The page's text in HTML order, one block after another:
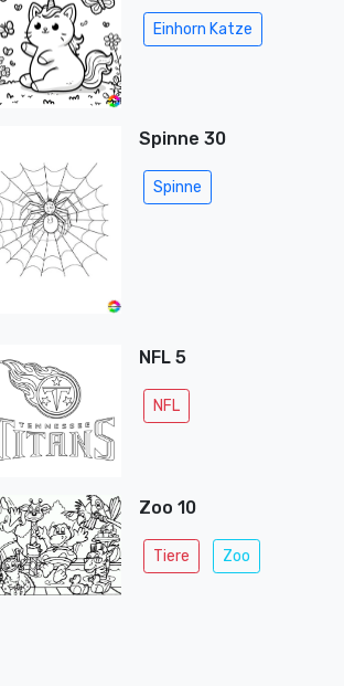
Einhorn Katze
Spinne 30
Spinne
NFL 5
NFL
Zoo 10
Tiere Zoo